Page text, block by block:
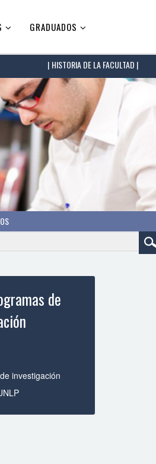
GRADUADOS
HISTORIA DE LA FACULTAD |
de
investigación